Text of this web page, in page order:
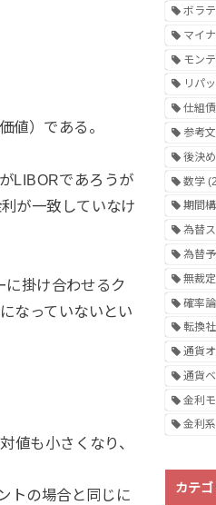
値）である。
LIBORであろうが
が一致していなけ
に掛け合わせるク
なっていないとい
値も小さくなり、
トの場合と同じに
ボラ
マイ
モン
リパ
仕組債
参考
後決
数学
期間
為替
為替
無裁定
確率論
転換
通貨
通貨
金利
金利
カテゴ